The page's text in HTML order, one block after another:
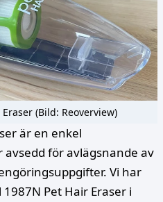
(Bild: Reoverview)
är en enkel
för avlägsnande av
Vi har
Pet Hair Eraser i